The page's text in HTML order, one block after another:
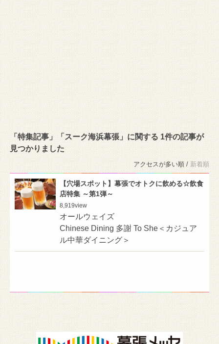
「特集記事」「スーク海浜幕張」に関する 1件の記事が
見つかりました
アクセスが多い順 / 新着順
【穴場スポット】幕張でオトクに飲める☆飲食
店特集 ～第1弾～
8,919view
オールウェイズ
Chinese Dining 多謝 To She＜カジュア
ル中華ダイニング＞